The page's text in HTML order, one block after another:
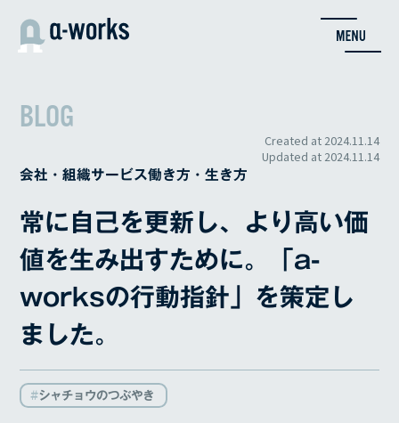
BLOG
Created at 2024.11.14
Updated at 2024.11.14
会社・組織サービス働き方・生き方
常に自己を更新し、より高い価
値を生み出すために。「a-
worksの行動指針」を策定し
ました。
シャチョウのつぶやき